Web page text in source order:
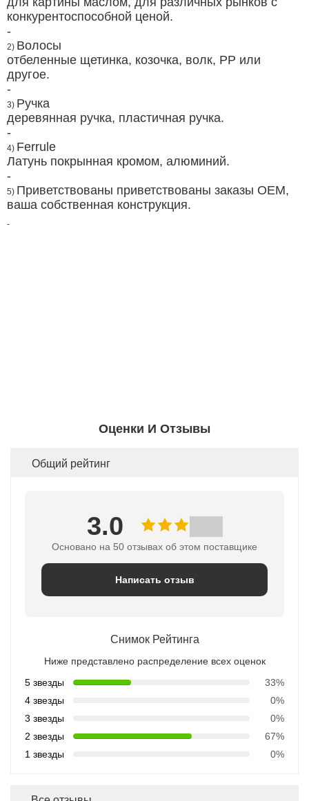
конкурентоспособной ценой.
-
2) Волосы
отбеленные щетинка, козочка, волк, PP или
другое.
-
3) Ручка
деревянная ручка, пластичная ручка.
-
4) Ferrule
Латунь покрынная кромом, алюминий.
-
5) Приветствованы приветствованы заказы OEM,
ваша собственная конструкция.
-
Оценки И Отзывы
Общий рейтинг
3.0
Основано на 50 отзывах об этом поставщике
Написать отзыв
Снимок Рейтинга
Ниже представлено распределение всех оценок
5 звезды
33%
4 звезды
0%
3 звезды
0%
2 звезды
67%
1 звезды
0%